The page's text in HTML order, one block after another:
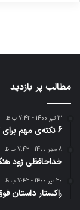
مطالب پر بازدید
12 تیر 1400 - 7:42 ب.ظ
6 نکته‌ی مهم برای گرفتن عکس‌های جذاب‌تر در سفر
8 مهر 1400 - 7:42 ب.ظ
خداحافظی زود
20 تیر 1400 - 7:42 ب.ظ
راکستار داستان